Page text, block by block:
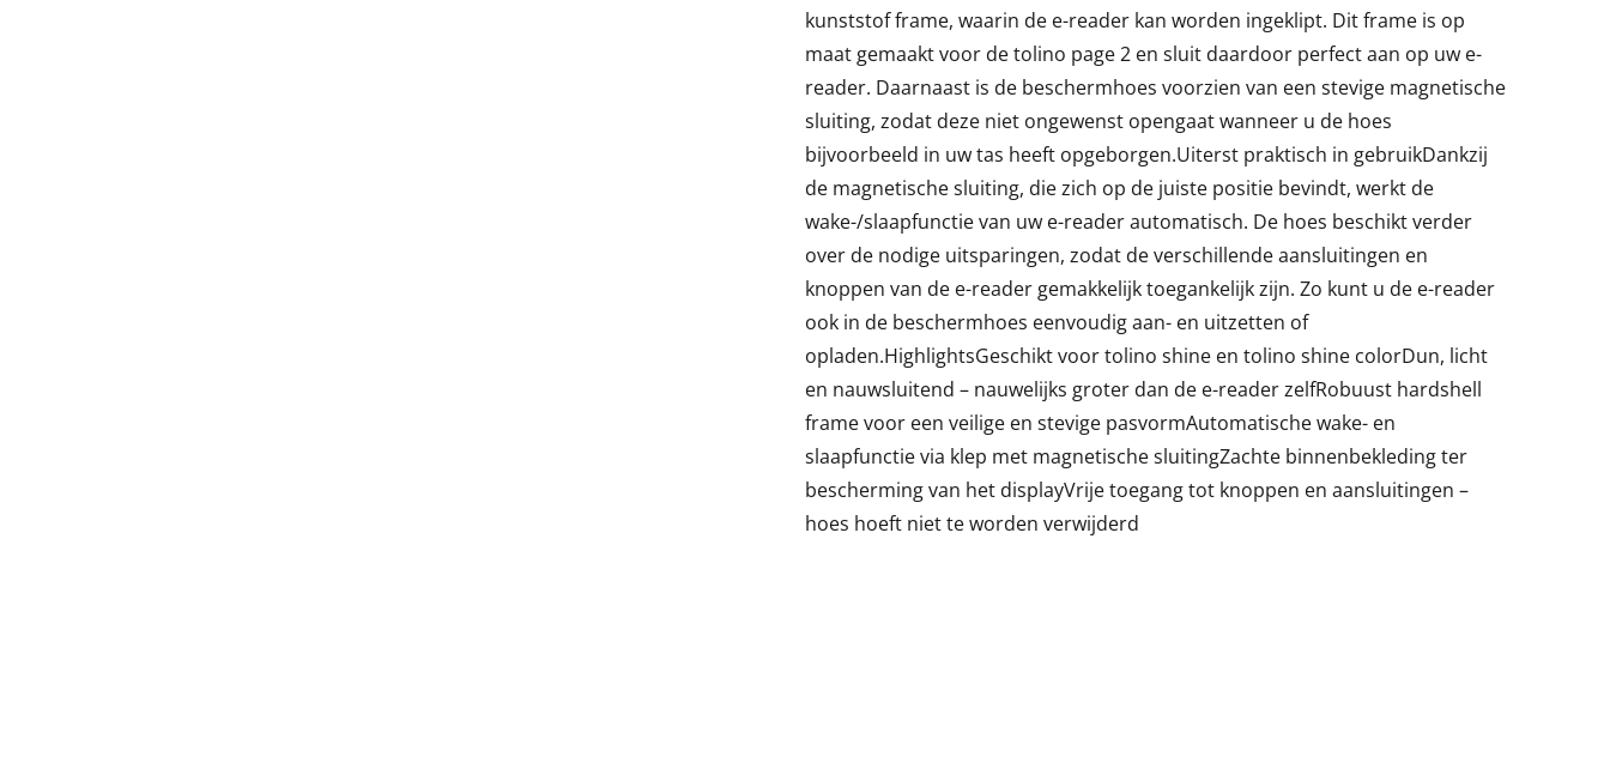
kunststof frame, waarin de e-reader kan worden ingeklipt. Dit frame is op
maat gemaakt voor de tolino page 2 en sluit daardoor perfect aan op uw e-
reader. Daarnaast is de beschermhoes voorzien van een stevige magnetische
sluiting, zodat deze niet ongewenst opengaat wanneer u de hoes
bijvoorbeeld in uw tas heeft opgeborgen.Uiterst praktisch in gebruikDankzij
de magnetische sluiting, die zich op de juiste positie bevindt, werkt de
wake-/slaapfunctie van uw e-reader automatisch. De hoes beschikt verder
over de nodige uitsparingen, zodat de verschillende aansluitingen en
knoppen van de e-reader gemakkelijk toegankelijk zijn. Zo kunt u de e-reader
ook in de beschermhoes eenvoudig aan- en uitzetten of
opladen.HighlightsGeschikt voor tolino shine en tolino shine colorDun, licht
en nauwsluitend – nauwelijks groter dan de e-reader zelfRobuust hardshell
frame voor een veilige en stevige pasvormAutomatische wake- en
slaapfunctie via klep met magnetische sluitingZachte binnenbekleding ter
bescherming van het displayVrije toegang tot knoppen en aansluitingen –
hoes hoeft niet te worden verwijderd